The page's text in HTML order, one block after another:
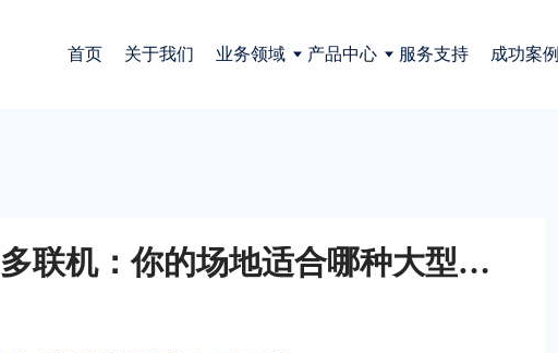
首页 关于我们 业务领域 产品中心 服务支持 成功案例
传统水系统VS多联机：你的场地适合哪种大型中央空调方案？